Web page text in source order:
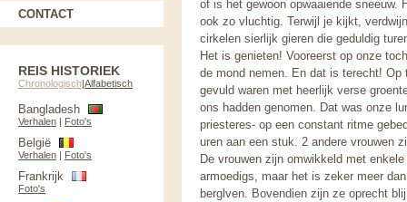
of is het gewoon opwaaiende sneeuw.
ook zo vluchtig. Terwijl je kijkt,
cirkelen sierlijk gieren die geduldig
Het is genieten! Vooreerst op onze
de mond nemen. En dat is terecht!
gevuld waren met heerlijk verse
ons hadden genomen. Dat was onze
priesteres- op een constant ritme
uren aan een stuk. 2 andere vrouwen
De vrouwen zijn omwikkeld met
armoedigs, maar het is zeker meer
berglven. Bovendien zijn ze oprecht
CONTACT
REIS HISTORIEK
Chronologisch|Alfabetisch
Bangladesh
Verhalen | Foto's
België
Verhalen | Foto's
Frankrijk
Foto's